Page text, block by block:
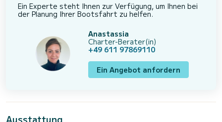
Ein Experte steht Ihnen zur Verfügung, um Ihnen bei
der Planung Ihrer Bootsfahrt zu helfen.
Anastassia
Charter-Berater(in)
+49 611 97869110
Ein Angebot anfordern
Ausstattung